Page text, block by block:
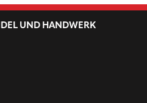
UND HANDWERK